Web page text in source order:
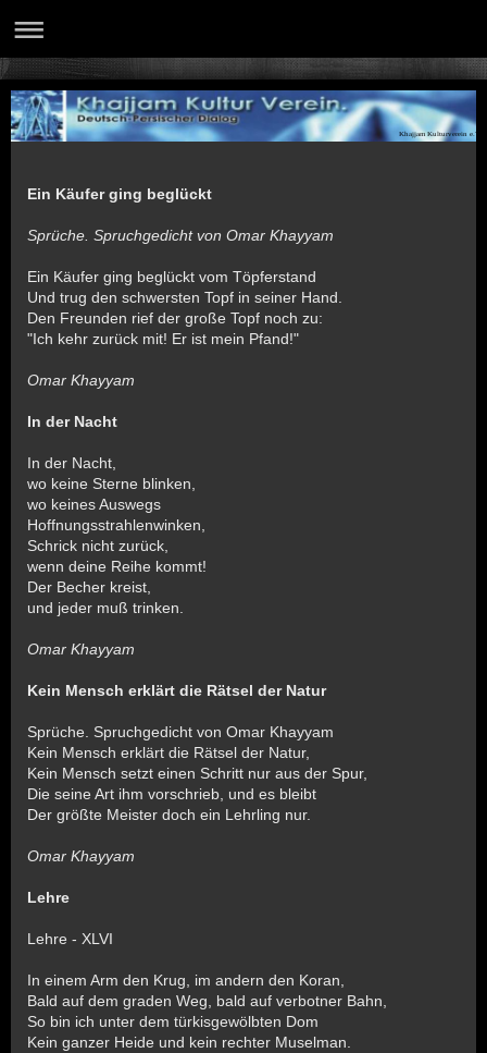
Khajjam Kulturverein e.V.
Ein Käufer ging beglückt
Sprüche. Spruchgedicht von Omar Khayyam
Ein Käufer ging beglückt vom Töpferstand
Und trug den schwersten Topf in seiner Hand.
Den Freunden rief der große Topf noch zu:
"Ich kehr zurück mit! Er ist mein Pfand!"
Omar Khayyam
In der Nacht
In der Nacht,
wo keine Sterne blinken,
wo keines Auswegs
Hoffnungsstrahlenwinken,
Schrick nicht zurück,
wenn deine Reihe kommt!
Der Becher kreist,
und jeder muß trinken.
Omar Khayyam
Kein Mensch erklärt die Rätsel der Natur
Sprüche. Spruchgedicht von Omar Khayyam
Kein Mensch erklärt die Rätsel der Natur,
Kein Mensch setzt einen Schritt nur aus der Spur,
Die seine Art ihm vorschrieb, und es bleibt
Der größte Meister doch ein Lehrling nur.
Omar Khayyam
Lehre
Lehre - XLVI
In einem Arm den Krug, im andern den Koran,
Bald auf dem graden Weg, bald auf verbotner Bahn,
So bin ich unter dem türkisgewölbten Dom
Kein ganzer Heide und kein rechter Muselman.